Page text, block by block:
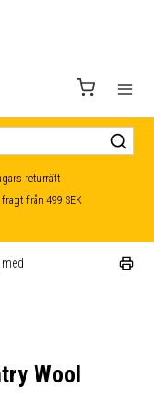
returrätt
från 499 SEK
Wool